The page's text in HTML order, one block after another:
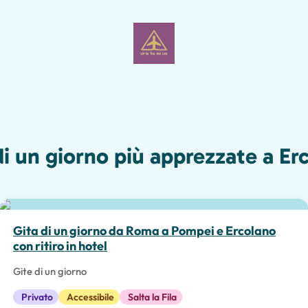
un giorno più apprezzate a
Gita di un giorno da Roma a Pompei e Ercolano
con ritiro in hotel
Gite di un giorno
Privato Accessibile Salta la Fila